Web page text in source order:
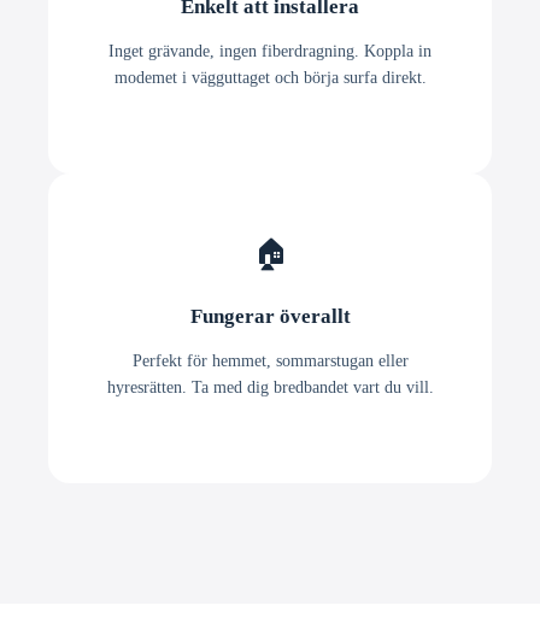
Enkelt att installera
Inget grävande, ingen fiberdragning. Koppla in
modemet i vägguttaget och börja surfa direkt.
🏠
Fungerar överallt
Perfekt för hemmet, sommarstugan eller
hyresrätten. Ta med dig bredbandet vart du vill.